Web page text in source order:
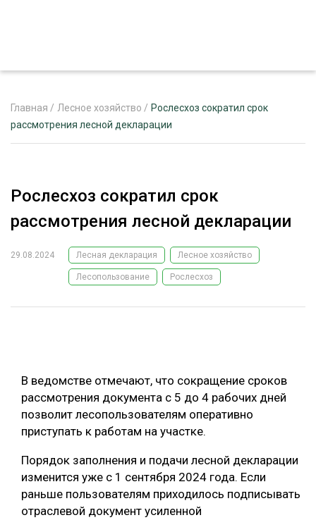
РЕКЛАМОДАТЕЛЯМ
ЛЕСНОЕ ХОЗЯЙСТВО
ЛЕСОЗАГОТОВКА
БИОЭНЕРГЕТИКА
ЛЕСОВОССТАНОВЛЕНИЕ И ЗАЩИТА
ЛОГИСТИКА
ПРОИЗВОДСТВО ДРЕВЕСНЫХ ПЛИТ
Главная / Лесное хозяйство / Рослесхоз сократил срок
рассмотрения лесной декларации
Рослесхоз сократил срок
рассмотрения лесной декларации
29.08.2024 Лесная декларация Лесное хозяйство
Лесопользование Рослесхоз
В ведомстве отмечают, что сокращение сроков
рассмотрения документа с 5 до 4 рабочих дней
позволит лесопользователям оперативно
приступать к работам на участке.
Порядок заполнения и подачи лесной декларации
изменится уже с 1 сентября 2024 года. Если
раньше пользователям приходилось подписывать
отраслевой документ усиленной